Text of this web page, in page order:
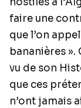
faire une
que l’on
bananières ».
vu de son
que ces
n’ont jamais